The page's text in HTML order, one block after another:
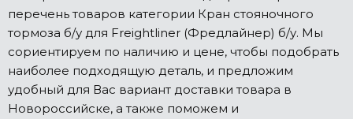
перечень товаров категории Кран стояночного
тормоза б/у для Freightliner (Фредлайнер) б/у. Мы
сориентируем по наличию и цене, чтобы подобрать
наиболее подходящую деталь, и предложим
удобный для Вас вариант доставки товара в
Новороссийске, а также поможем и